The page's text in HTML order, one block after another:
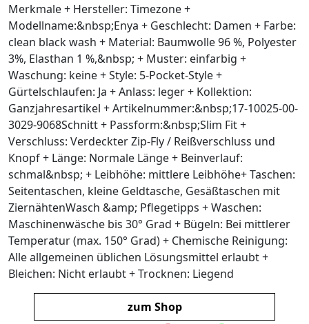
Merkmale + Hersteller: Timezone +
Modellname:&nbsp;Enya + Geschlecht: Damen + Farbe:
clean black wash + Material: Baumwolle 96 %, Polyester
3%, Elasthan 1 %,&nbsp; + Muster: einfarbig +
Waschung: keine + Style: 5-Pocket-Style +
Gürtelschlaufen: Ja + Anlass: leger + Kollektion:
Ganzjahresartikel + Artikelnummer:&nbsp;17-10025-00-
3029-9068Schnitt + Passform:&nbsp;Slim Fit +
Verschluss: Verdeckter Zip-Fly / Reißverschluss und
Knopf + Länge: Normale Länge + Beinverlauf:
schmal&nbsp; + Leibhöhe: mittlere Leibhöhe+ Taschen:
Seitentaschen, kleine Geldtasche, Gesäßtaschen mit
ZiernähtenWasch &amp; Pflegetipps + Waschen:
Maschinenwäsche bis 30° Grad + Bügeln: Bei mittlerer
Temperatur (max. 150° Grad) + Chemische Reinigung:
Alle allgemeinen üblichen Lösungsmittel erlaubt +
Bleichen: Nicht erlaubt + Trocknen: Liegend
zum Shop